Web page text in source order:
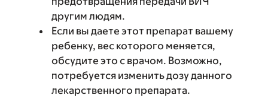
другим людям.
Если вы даете этот препарат вашему
ребенку, вес которого меняется,
обсудите это с врачом. Возможно,
потребуется изменить дозу данного
лекарственного препарата.